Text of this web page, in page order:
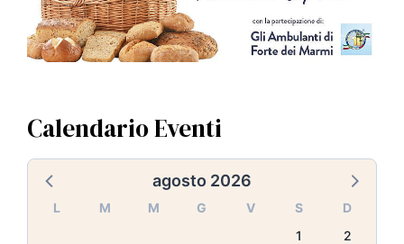
Calendario Eventi
agosto 2026
L M M G V S
D
1
2